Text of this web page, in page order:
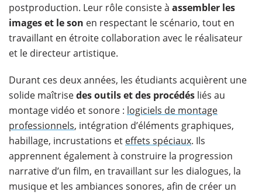
postproduction. Leur rôle consiste à assembler les
images et le son en respectant le scénario, tout en
travaillant en étroite collaboration avec le réalisateur
et le directeur artistique.
Durant ces deux années, les étudiants acquièrent une
solide maîtrisedes outils et des procédés liés au
montage vidéo et sonore : logiciels de montage
professionnels, intégration d’éléments graphiques,
habillage, incrustations et effets spéciaux. Ils
apprennent également à construire la progression
narrative d’un film, en travaillant sur les dialogues, la
musique et les ambiances sonores, afin de créer un